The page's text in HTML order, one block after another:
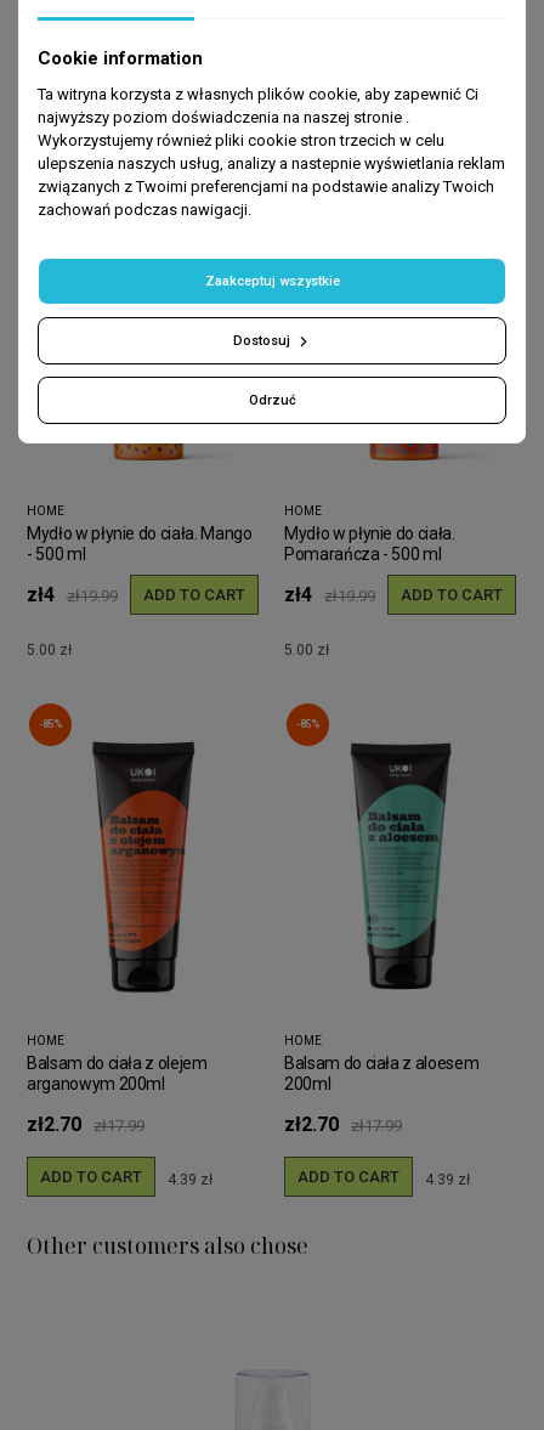
BEST SELLERS
-80%
HOME
Mydło w płynie do ciała. Mango
- 500 ml
zł4 zł19.99 ADD TO CART
5.00 zł
-80%
HOME
Mydło w płynie do ciała.
Pomarańcza - 500 ml
zł4 zł19.99 ADD TO CART
5.00 zł
-85%
HOME
Balsam do ciała z olejem
arganowym 200ml
zł2.70 zł17.99
ADD TO CART 4.39 zł
-85%
HOME
Balsam do ciała z aloesem
200ml
zł2.70 zł17.99
ADD TO CART 4.39 zł
Other customers also chose
Cookie information
Ta witryna korzysta z własnych plików cookie, aby zapewnić Ci
najwyższy poziom doświadczenia na naszej stronie .
Wykorzystujemy również pliki cookie stron trzecich w celu
ulepszenia naszych usług, analizy a nastepnie wyświetlania reklam
związanych z Twoimi preferencjami na podstawie analizy Twoich
zachowań podczas nawigacji.
Odrzuć
Dostosuj
Zaakceptuj wszystkie